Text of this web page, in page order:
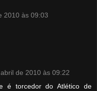
2010 às 09:03
de 2010 às 09:22
é torcedor do Atlético de